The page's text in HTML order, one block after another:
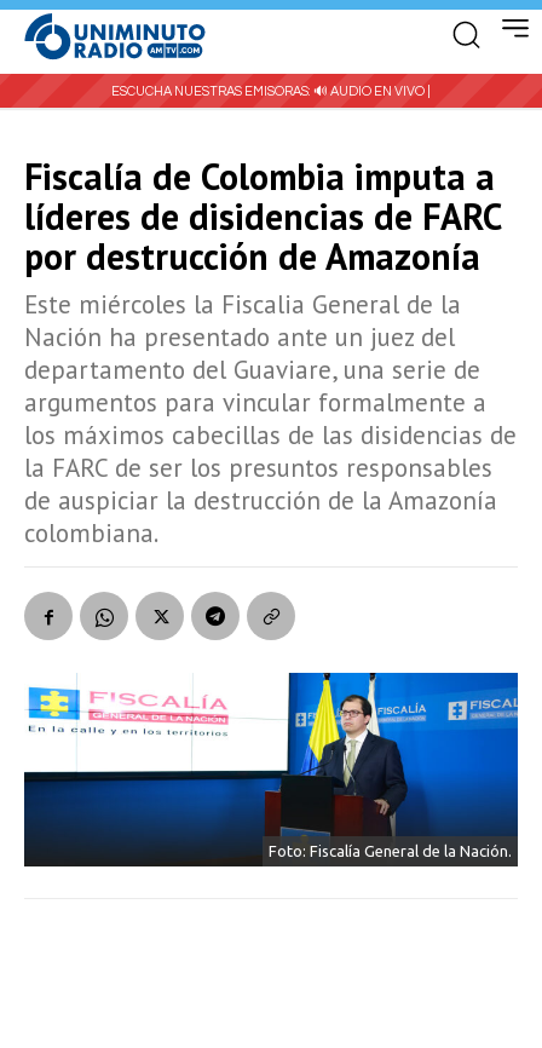
ESCUCHA NUESTRAS EMISORAS: 🔊 AUDIO EN VIVO |
Fiscalía de Colombia imputa a
líderes de disidencias de FARC
por destrucción de Amazonía
Este miércoles la Fiscalia General de la
Nación ha presentado ante un juez del
departamento del Guaviare, una serie de
argumentos para vincular formalmente a
los máximos cabecillas de las disidencias de
la FARC de ser los presuntos responsables
de auspiciar la destrucción de la Amazonía
colombiana.
Foto: Fiscalía General de la Nación.